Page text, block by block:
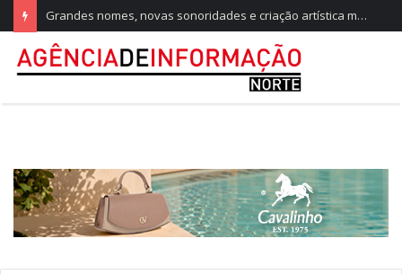
Grandes nomes, novas sonoridades e criação artística marcam a nova temporada do CTAL